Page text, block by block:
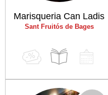
Marisqueria Can Ladis
Sant Fruitós de Bages